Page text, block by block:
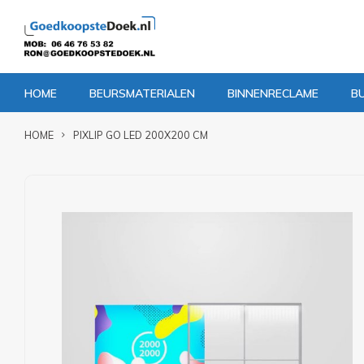
HOME BEURSMATERIALEN BINNENRECLAME
HOME PIXLIP GO LED 200X200 CM